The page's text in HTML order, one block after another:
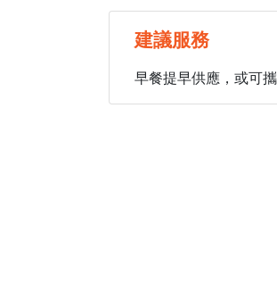
建議服務
早餐提早供應，或可